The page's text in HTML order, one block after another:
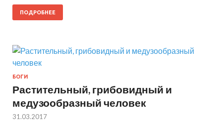
ПОДРОБНЕЕ
БОГИ
Растительный, грибовидный и
медузообразный человек
31.03.2017